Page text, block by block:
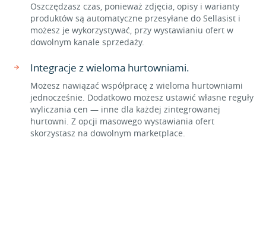
Oszczędzasz czas, ponieważ zdjęcia, opisy i warianty
produktów są automatyczne przesyłane do Sellasist i
możesz je wykorzystywać, przy wystawianiu ofert w
dowolnym kanale sprzedaży.
Integracje z wieloma hurtowniami.
Możesz nawiązać współpracę z wieloma hurtowniami
jednocześnie. Dodatkowo możesz ustawić własne reguły
wyliczania cen — inne dla każdej zintegrowanej
hurtowni. Z opcji masowego wystawiania ofert
skorzystasz na dowolnym marketplace.